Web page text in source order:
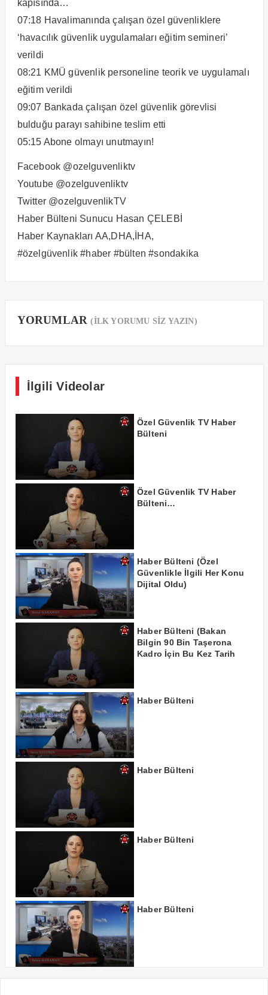
kapısında…
07:18 Havalimanında çalışan özel güvenliklere
‘havacılık güvenlik uygulamaları eğitim semineri’
verildi
08:21 KMÜ güvenlik personeline teorik ve uygulamalı
eğitim verildi
09:07​​ Bankada çalışan özel güvenlik görevlisi
bulduğu parayı sahibine teslim etti
05:15 Abone olmayı unutmayın!
Facebook @ozelguvenliktv
Youtube @ozelguvenliktv
Twitter @ozelguvenlikTV
Haber Bülteni Sunucu Hasan ÇELEBİ
Haber Kaynakları AA,DHA,İHA,
#özelgüvenlik #haber #bülten #sondakika
YORUMLAR(İLK YORUMU SİZ YAZIN)
İlgili Videolar
Özel Güvenlik TV Haber
Bülteni
Özel Güvenlik TV Haber
Bülteni…
Haber Bülteni (Özel
Güvenlikle İlgili Her Konu
Dijital Oldu)
Haber Bülteni (Bakan
Bilgin 90 Bin Taşerona
Kadro İçin Bu Kez Tarih
Haber Bülteni
Haber Bülteni
Haber Bülteni
Haber Bülteni